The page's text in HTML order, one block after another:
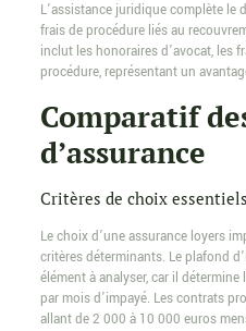
L’assistance juridique complète
frais de procédure liés au
inclut les honoraires d’avocat, les
procédure, représentant un
Comparatif
d’assurance
Critères de choix essentiels
Le choix d’une assurance loyers
critères déterminants. Le plafond
élément à analyser, car il
par mois d’impayé. Les contrats
allant de 2 000 à 10 000 euros